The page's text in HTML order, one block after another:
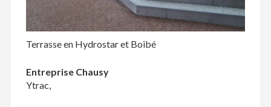
Terrasse en Hydrostar et Boibé
Entreprise Chausy
Ytrac,